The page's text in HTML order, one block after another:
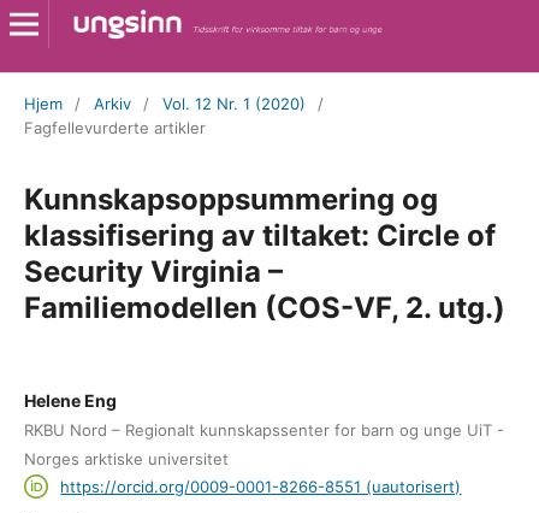
Hjem / Arkiv / Vol. 12 Nr. 1 (2020)
/
Fagfellevurderte artikler
Kunnskapsoppsummering og
klassifisering av tiltaket: Circle of
Security Virginia –
Familiemodellen (COS-VF, 2. utg.)
Helene Eng
RKBU Nord – Regionalt kunnskapssenter for barn og unge UiT -
Norges arktiske universitet
https://orcid.org/0009-0001-8266-8551 (uautorisert)